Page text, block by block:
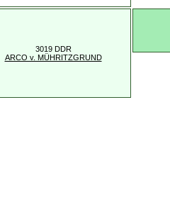
3019 DDR
ARCO v. MÜHRITZGRUND